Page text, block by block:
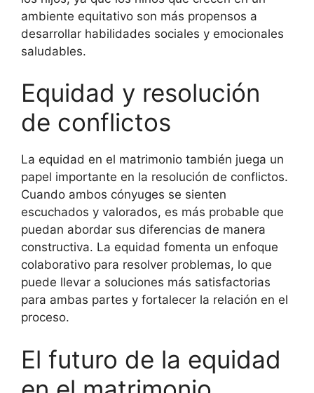
ambiente equitativo son más propensos a
desarrollar habilidades sociales y emocionales
saludables.
Equidad y resolución
de conflictos
La equidad en el matrimonio también juega un
papel importante en la resolución de conflictos.
Cuando ambos cónyuges se sienten
escuchados y valorados, es más probable que
puedan abordar sus diferencias de manera
constructiva. La equidad fomenta un enfoque
colaborativo para resolver problemas, lo que
puede llevar a soluciones más satisfactorias
para ambas partes y fortalecer la relación en el
proceso.
El futuro de la equidad